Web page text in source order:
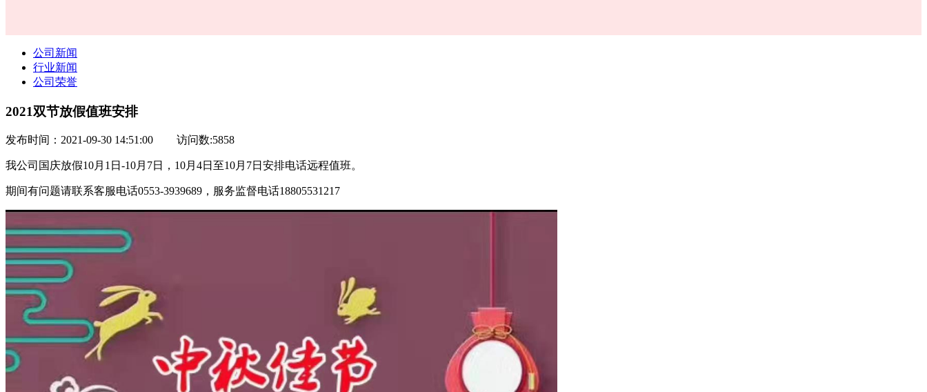
公司新闻
行业新闻
公司荣誉
2021双节放假值班安排
发布时间：2021-09-30 14:51:00 访问数:5858
我公司国庆放假10月1日-10月7日，10月4日至10月7日安排电话远程值班。
期间有问题请联系客服电话0553-3939689，服务监督电话18805531217